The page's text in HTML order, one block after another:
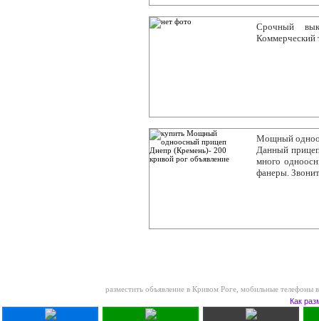
Срочный
Коммерческий
Мощный
Данный
много
фанеры.
разместить объявление в Кривом Роге мобильные телефоны
Как